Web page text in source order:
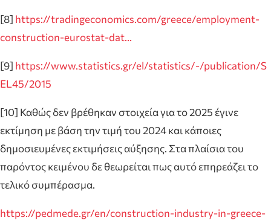
[8] https://tradingeconomics.com/greece/employment-
construction-eurostat-dat…
[9] https://www.statistics.gr/el/statistics/-/publication/S
EL45/2015
[10] Καθώς δεν βρέθηκαν στοιχεία για το 2025 έγινε
εκτίμηση με βάση την τιμή του 2024 και κάποιες
δημοσιευμένες εκτιμήσεις αύξησης. Στα πλαίσια του
παρόντος κειμένου δε θεωρείται πως αυτό επηρεάζει το
τελικό συμπέρασμα.
https://pedmede.gr/en/construction-industry-in-greece-